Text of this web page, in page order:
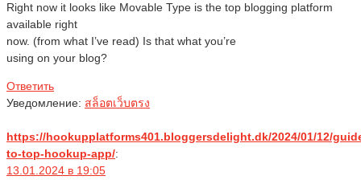
Right now it looks like Movable Type is the top blogging platform
available right
now. (from what I’ve read) Is that what you’re
using on your blog?
Ответить
Уведомление: สล็อตเว็บตรง
https://hookupplatforms401.bloggersdelight.dk/2024/01/12/
to-top-hookup-app/:
13.01.2024 в 19:05